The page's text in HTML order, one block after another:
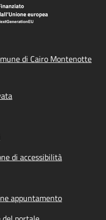
di Cairo Montenotte
menu
di accessibilità
appuntamento